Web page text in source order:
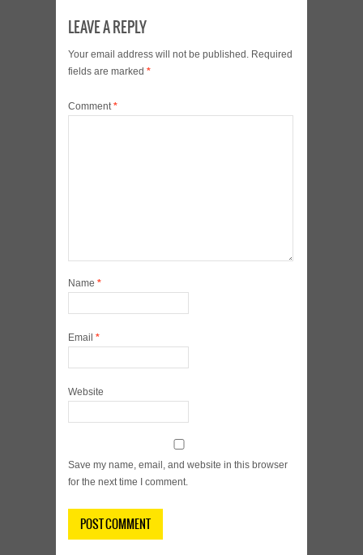
LEAVE A REPLY
Your email address will not be published. Required
fields are marked *
Comment*
Name *
Email *
Website
Save my name, email, and website in this browser
for the next time I comment.